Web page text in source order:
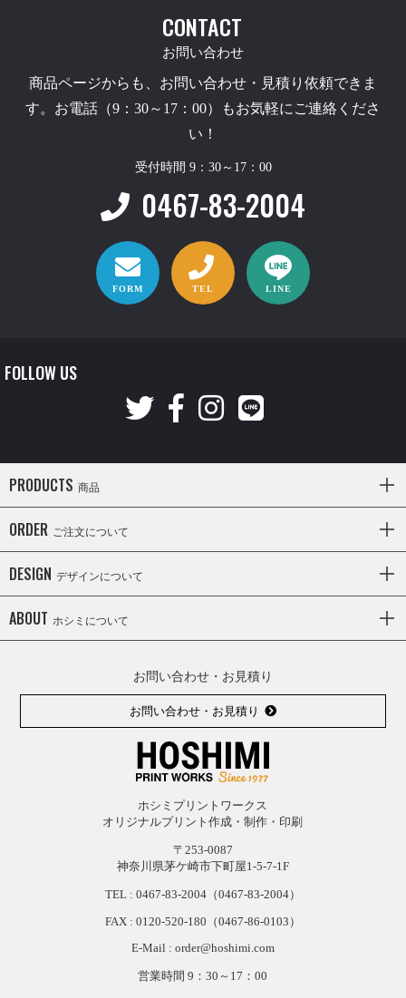
CONTACT
お問い合わせ
商品ページからも、お問い合わせ・見積り依頼できま
す。お電話（9：30～17：00）もお気軽にご連絡くださ
い！
受付時間 9：30～17：00
0467-83-2004
FORM TEL LINE
FOLLOW US
PRODUCTS 商品
ORDER ご注文について
DESIGN デザインについて
ABOUT ホシミについて
お問い合わせ・お見積り
お問い合わせ・お見積り
ホシミプリントワークス
オリジナルプリント作成・制作・印刷
〒253-0087
神奈川県茅ケ崎市下町屋1-5-7-1F
TEL : 0467-83-2004（0467-83-2004）
FAX : 0120-520-180（0467-86-0103）
E-Mail : order@hoshimi.com
営業時間 9：30～17：00